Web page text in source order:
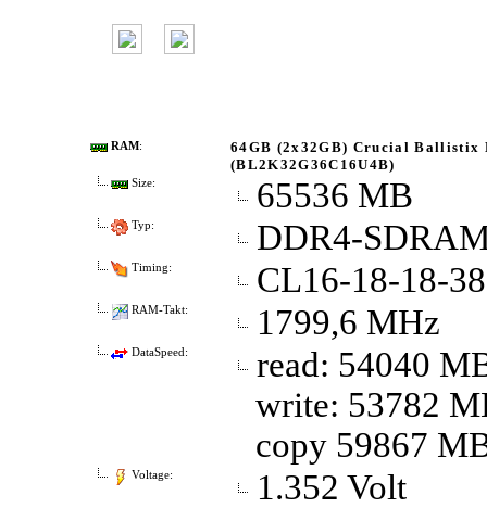
RAM:
64GB (2x32GB) Crucial Ballistix
(BL2K32G36C16U4B)
Size: 65536 MB
Typ: DDR4-
Timing: CL16-18-18-38
RAM-Takt: 1799,6 MHz
DataSpeed:
read: 54040
write: 53782
copy 59867
Voltage: 1.352 Volt